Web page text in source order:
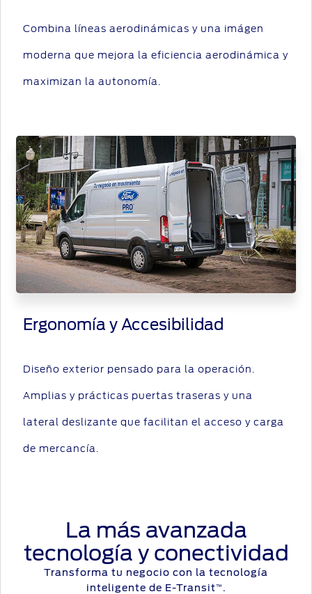
Combina líneas aerodinámicas y una imágen
moderna que mejora la eficiencia aerodinámica y
maximizan la autonomía.
Ergonomía y Accesibilidad
Diseño exterior pensado para la operación.
Amplias y prácticas puertas traseras y una
lateral deslizante que facilitan el acceso y carga
de mercancía.
La más avanzada
tecnología y conectividad
Transforma tu negocio con la tecnología
inteligente de E-Transit™ .